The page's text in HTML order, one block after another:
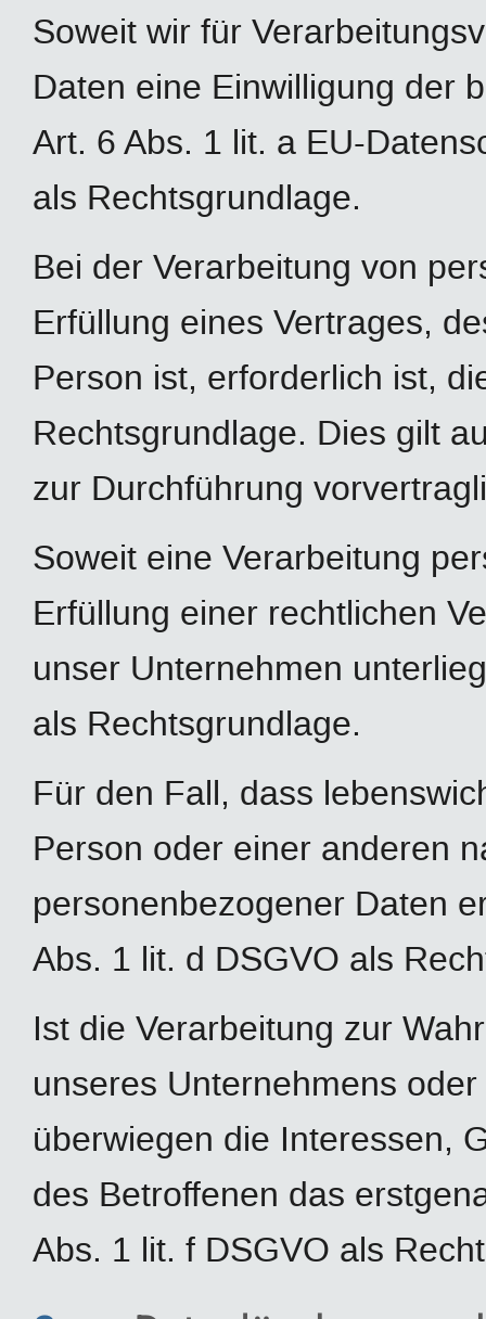
Soweit wir für
Daten eine Einwilligung der
Art. 6 Abs. 1 lit. a EU-
als Rechtsgrundlage.
Bei der Verarbeitung von
Erfüllung eines Vertrages,
Person ist, erforderlich ist,
Rechtsgrundlage. Dies gilt
zur Durchführung
Soweit eine Verarbeitung
Erfüllung einer rechtlichen
unser Unternehmen
als Rechtsgrundlage.
Für den Fall, dass
Person oder einer anderen
personenbezogener Daten
Abs. 1 lit. d DSGVO als
Ist die Verarbeitung zur
unseres Unternehmens
überwiegen die Interessen,
des Betroffenen das
Abs. 1 lit. f DSGVO als